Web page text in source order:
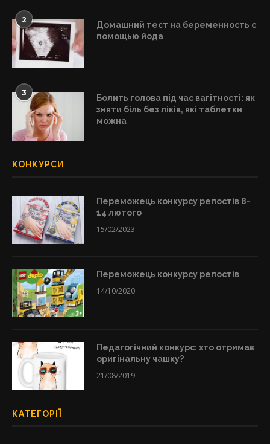
2
Домашний тест на беременность с
помощью йода
3
Болить голова під час вагітності: як
зняти біль без ліків, які таблетки
можна
КОНКУРСИ
Переможець конкурсу репостів 8-
14 лютого
15/02/2023
Переможець конкурсу репостів
14/10/2020
Педагогічний конкурс: хто отримав
оригінальну чашку?
21/08/2019
КАТЕГОРІЇ